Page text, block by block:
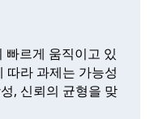
빠르게 움직이고 있
따라 과제는 가능성
, 신뢰의 균형을 맞